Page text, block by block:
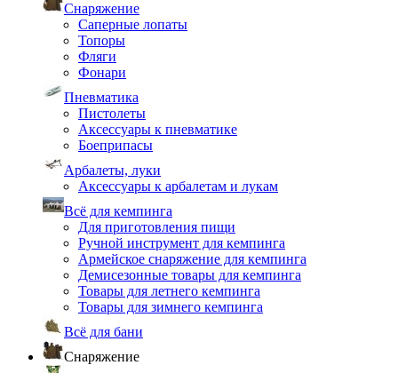
Снаряжение
Саперные лопаты
Топоры
Фляги
Фонари
Пневматика
Пистолеты
Аксессуары к пневматике
Боеприпасы
Арбалеты, луки
Аксессуары к арбалетам и лукам
Всё для кемпинга
Для приготовления пищи
Ручной инструмент для кемпинга
Армейское снаряжение для кемпинга
Демисезонные товары для кемпинга
Товары для летнего кемпинга
Товары для зимнего кемпинга
Всё для бани
Снаряжение